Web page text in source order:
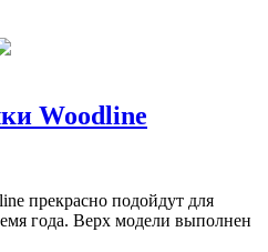
Woodline
прекрасно подойдут для
года. Верх модели выполнен